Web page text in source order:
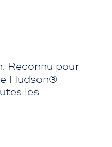
Reconnu pour
Hudson®
les